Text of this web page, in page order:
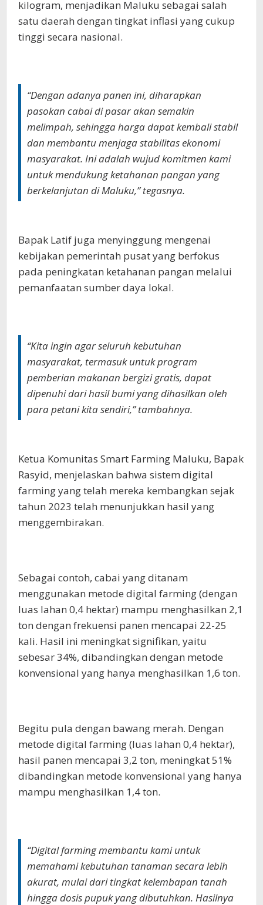
kilogram, menjadikan Maluku sebagai salah
satu daerah dengan tingkat inflasi yang cukup
tinggi secara nasional.
“Dengan adanya panen ini, diharapkan
pasokan cabai di pasar akan semakin
melimpah, sehingga harga dapat kembali stabil
dan membantu menjaga stabilitas ekonomi
masyarakat. Ini adalah wujud komitmen kami
untuk mendukung ketahanan pangan yang
berkelanjutan di Maluku,” tegasnya.
Bapak Latif juga menyinggung mengenai
kebijakan pemerintah pusat yang berfokus
pada peningkatan ketahanan pangan melalui
pemanfaatan sumber daya lokal.
“Kita ingin agar seluruh kebutuhan
masyarakat, termasuk untuk program
pemberian makanan bergizi gratis, dapat
dipenuhi dari hasil bumi yang dihasilkan oleh
para petani kita sendiri,” tambahnya.
Ketua Komunitas Smart Farming Maluku, Bapak
Rasyid, menjelaskan bahwa sistem digital
farming yang telah mereka kembangkan sejak
tahun 2023 telah menunjukkan hasil yang
menggembirakan.
Sebagai contoh, cabai yang ditanam
menggunakan metode digital farming (dengan
luas lahan 0,4 hektar) mampu menghasilkan 2,1
ton dengan frekuensi panen mencapai 22-25
kali. Hasil ini meningkat signifikan, yaitu
sebesar 34%, dibandingkan dengan metode
konvensional yang hanya menghasilkan 1,6 ton.
Begitu pula dengan bawang merah. Dengan
metode digital farming (luas lahan 0,4 hektar),
hasil panen mencapai 3,2 ton, meningkat 51%
dibandingkan metode konvensional yang hanya
mampu menghasilkan 1,4 ton.
“Digital farming membantu kami untuk
memahami kebutuhan tanaman secara lebih
akurat, mulai dari tingkat kelembapan tanah
hingga dosis pupuk yang dibutuhkan. Hasilnya